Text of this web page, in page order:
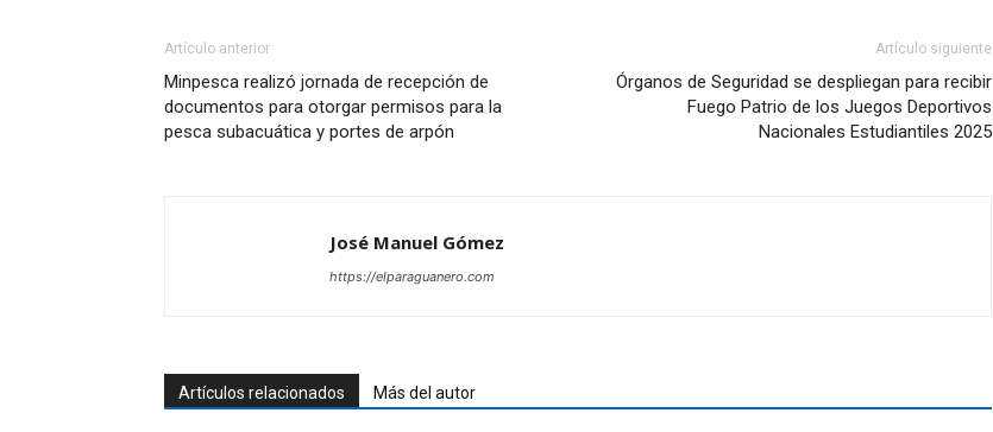
Artículo anterior
Minpesca realizó jornada de recepción de
documentos para otorgar permisos para la
pesca subacuática y portes de arpón
Artículo siguiente
Órganos de Seguridad se despliegan para recibir
Fuego Patrio de los Juegos Deportivos
Nacionales Estudiantiles 2025
José Manuel Gómez
https://elparaguanero.com
Artículos relacionados Más del autor